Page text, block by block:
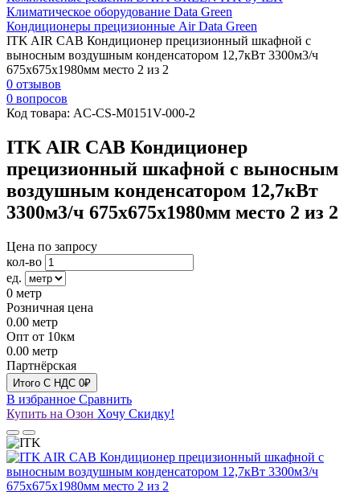
Климатическое оборудование Data Green
Кондиционеры прецизионные Air Data Green
ITK AIR CAB Кондиционер прецизионный шкафной с
выносным воздушным конденсатором 12,7кВт 3300м3/ч
675х675х1980мм место 2 из 2
0 отзывов
0 вопросов
Код товара: AC-CS-M0151V-000-2
ITK AIR CAB Кондиционер
прецизионный шкафной с выносным
воздушным конденсатором 12,7кВт
3300м3/ч 675х675х1980мм место 2 из 2
Цена по запросу
кол-во
ед.
0 метр
Розничная цена
0.00 метр
Опт от 10км
0.00 метр
Партнёрская
Итого C НДС 0₽
В избранное Сравнить
Купить на Озон Хочу Скидку!